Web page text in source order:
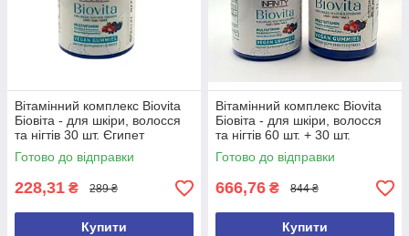
Вітамінний комплекс Biovita
Біовіта - для шкіри, волосся
та нігтів 30 шт. Єгипет
Оригінал
Готово до відправки
228,31 ₴ 289 ₴
Купити
Вітамінний комплекс Biovita
Біовіта - для шкіри, волосся
та нігтів 60 шт. + 30 шт.
Єгипет Оригінал
Готово до відправки
666,76 ₴ 844 ₴
Купити